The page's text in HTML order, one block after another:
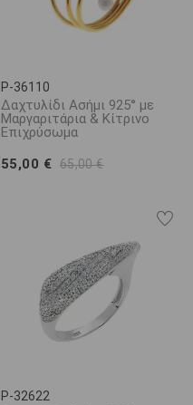
P-36110
Δαχτυλίδι Ασήμι 925° με
Μαργαριτάρια & Κίτρινο
Επιχρύσωμα
55,00 € 65,00 €
P-32622